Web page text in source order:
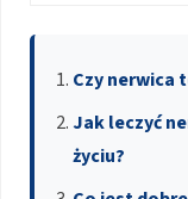
Czy nerwica
Jak leczyć
życiu?